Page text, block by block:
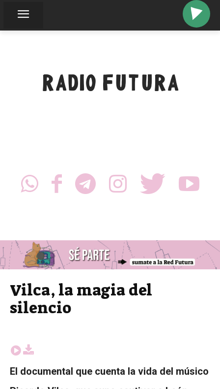
RADIO FUTURA
Vilca, la magia del
silencio
El documental que cuenta la vida del músico